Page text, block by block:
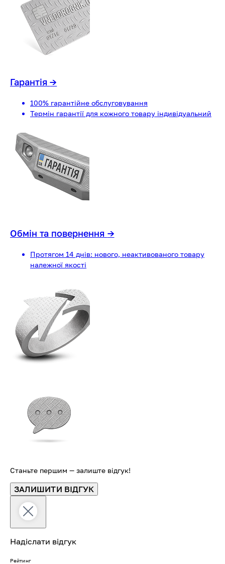
Гарантія→
100% гарантійне обслуговування
Термін гарантії для кожного товару індивідуальний
Обмін та повернення →
Протягом 14 днів: нового, неактивованого товару
належної якості
Станьте першим — залиште відгук!
ЗАЛИШИТИ ВІДГУК
Надіслати відгук
Рейтинг